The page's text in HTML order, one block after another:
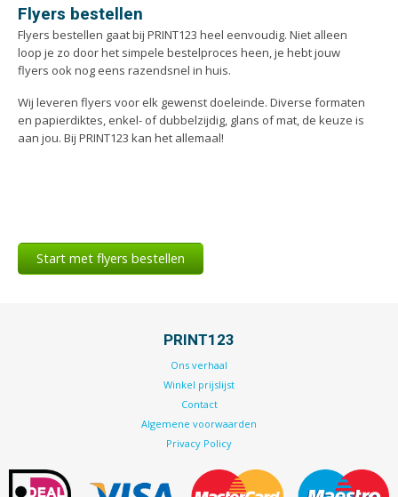
Flyers bestellen
Flyers bestellen gaat bij PRINT123 heel eenvoudig. Niet alleen
loop je zo door het simpele bestelproces heen, je hebt jouw
flyers ook nog eens razendsnel in huis.
Wij leveren flyers voor elk gewenst doeleinde. Diverse formaten
en papierdiktes, enkel- of dubbelzijdig, glans of mat, de keuze is
aan jou. Bij PRINT123 kan het allemaal!
Start met flyers bestellen
PRINT123
Ons verhaal
Winkel prijslijst
Contact
Algemene voorwaarden
Privacy Policy